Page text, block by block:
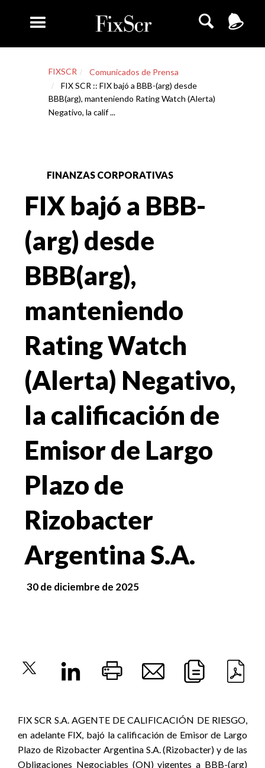
FIXSCR
Comunicados de Prensa
FIX SCR :: FIX bajó a BBB-(arg) desde
BBB(arg), manteniendo Rating Watch (Alerta)
Negativo, la calif ...
FINANZAS CORPORATIVAS
FIX bajó a BBB-
(arg) desde
BBB(arg),
manteniendo
Rating Watch
(Alerta) Negativo,
la calificación de
Emisor de Largo
Plazo de
Rizobacter
Argentina S.A.
30 de diciembre de 2025
FIX SCR S.A. AGENTE DE CALIFICACIÓN DE RIESGO,
en adelante FIX, bajó la calificación de Emisor de Largo
Plazo de Rizobacter Argentina S.A. (Rizobacter) y de las
Obligaciones Negociables (ON) vigentes a BBB-(arg)